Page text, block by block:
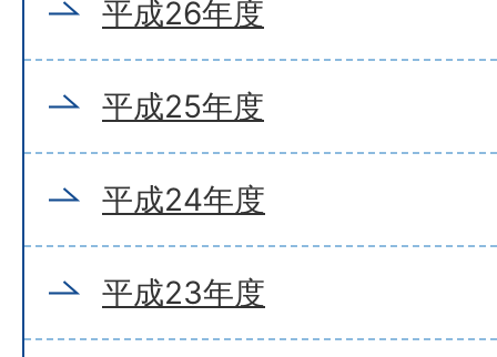
平成26年度
平成25年度
平成24年度
平成23年度